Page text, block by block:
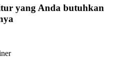
yang Anda butuhkan